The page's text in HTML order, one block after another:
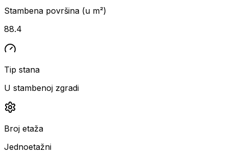
Stambena površina (u m²)
88.4
Tip stana
U stambenoj zgradi
Broj etaža
Jednoetažni